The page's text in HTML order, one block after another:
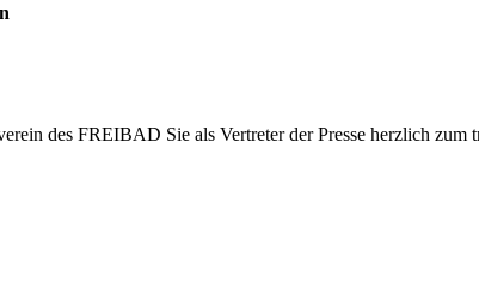
des FREIBAD Sie als Vertreter der Presse herzlich